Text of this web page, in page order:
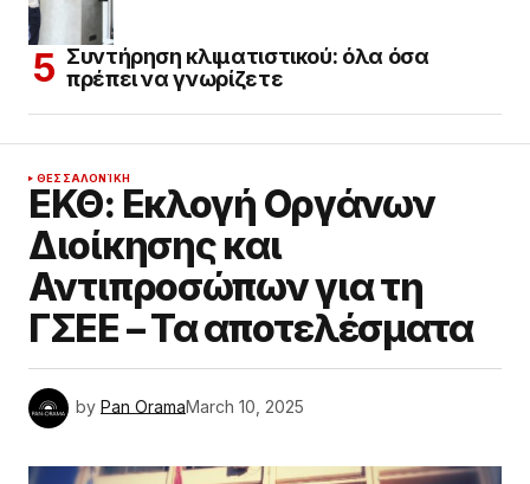
Συντήρηση κλιματιστικού: όλα όσα
πρέπει να γνωρίζετε
ΘΕΣΣΑΛΟΝΊΚΗ
ΕΚΘ: Εκλογή Οργάνων
Διοίκησης και
Αντιπροσώπων για τη
ΓΣΕΕ – Τα αποτελέσματα
by Pan OramaMarch 10, 2025